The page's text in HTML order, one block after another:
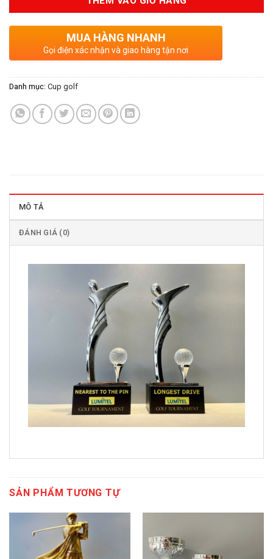
MUA HÀNG NHANH
Gọi điện xác nhận và giao hàng tận nơi
Danh mục: Cup golf
MÔ TẢ
ĐÁNH GIÁ (0)
SẢN PHẨM TƯƠNG TỰ